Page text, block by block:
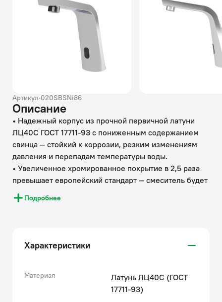
Артикул·020SBSNi86
Описание
• Надежный корпус из прочной первичной латуни
ЛЦ40С ГОСТ 17711-93 с пониженным содержанием
свинца — стойкий к коррозии, резким изменениям
давления и перепадам температуры воды.
• Увеличенное хромированное покрытие в 2,5 раза
превышает европейский стандарт — смеситель будет
выглядеть как новый благодаря стойкости к
появлению царапин и потускнению.
ограничителя потока воды способствует экономии до
10 л/мин. (до 30% коммунальных платежей за воду в
ржавчины и извести: достаточно провести по нему
Подробнее
Характеристики
Материал
Латунь ЛЦ40C (ГОСТ
17711-93)